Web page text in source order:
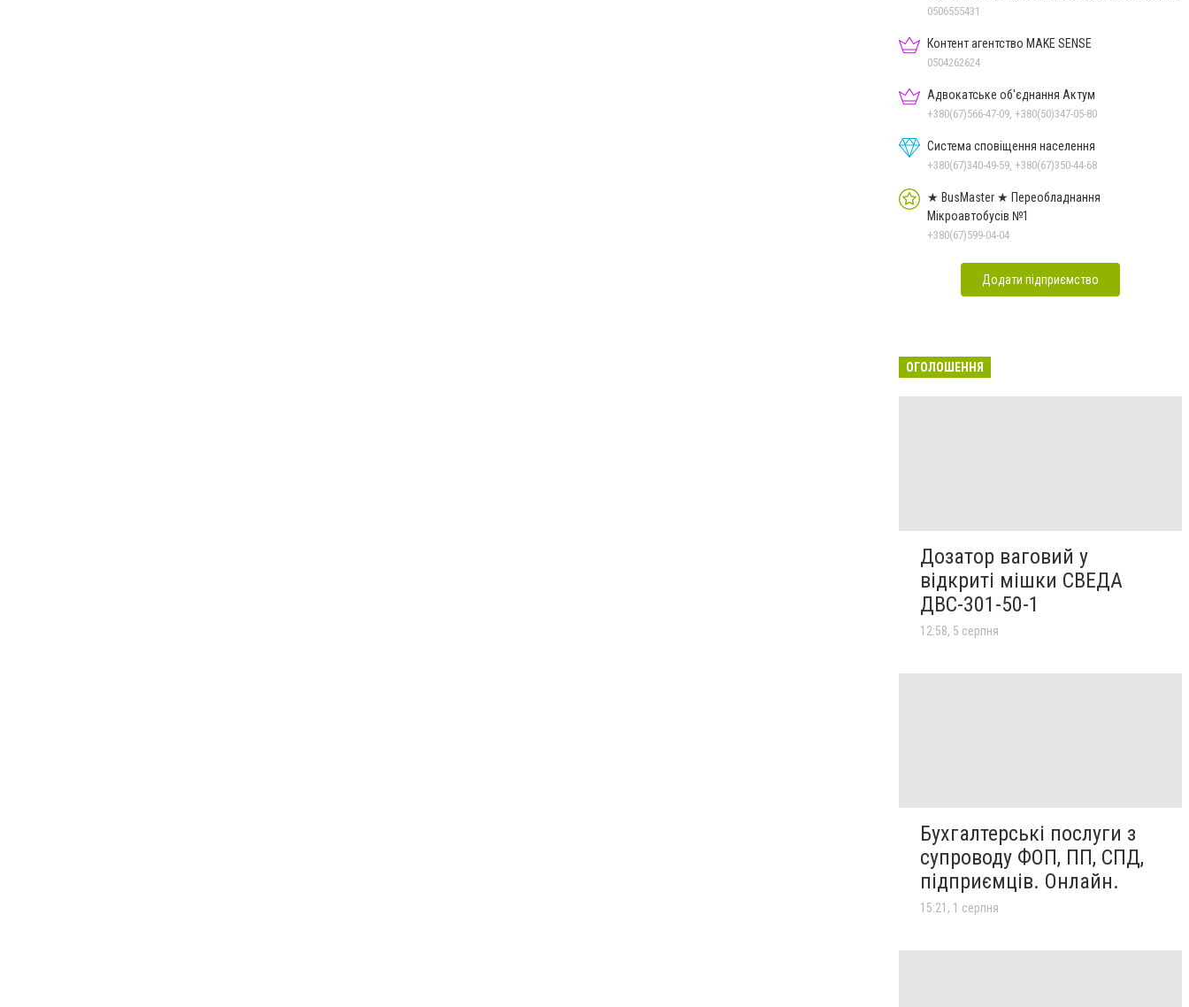
Дон.обл.
0506555431
Контент агентство MAKE SENSE
0504262624
Адвокатське об'єднання Актум
+380(67)566-47-09, +380(50)347-05-80
Система сповіщення населення
+380(67)340-49-59, +380(67)350-44-68
★ BusMaster ★ Переобладнання
Мікроавтобусів №1
+380(67)599-04-04
Додати підприємство
ОГОЛОШЕННЯ
Дозатор ваговий у
відкриті мішки СВЕДА
ДВС-301-50-1
12:58, 5 серпня
Бухгалтерські послуги з
супроводу ФОП, ПП, СПД,
підприємців. Онлайн.
15:21, 1 серпня